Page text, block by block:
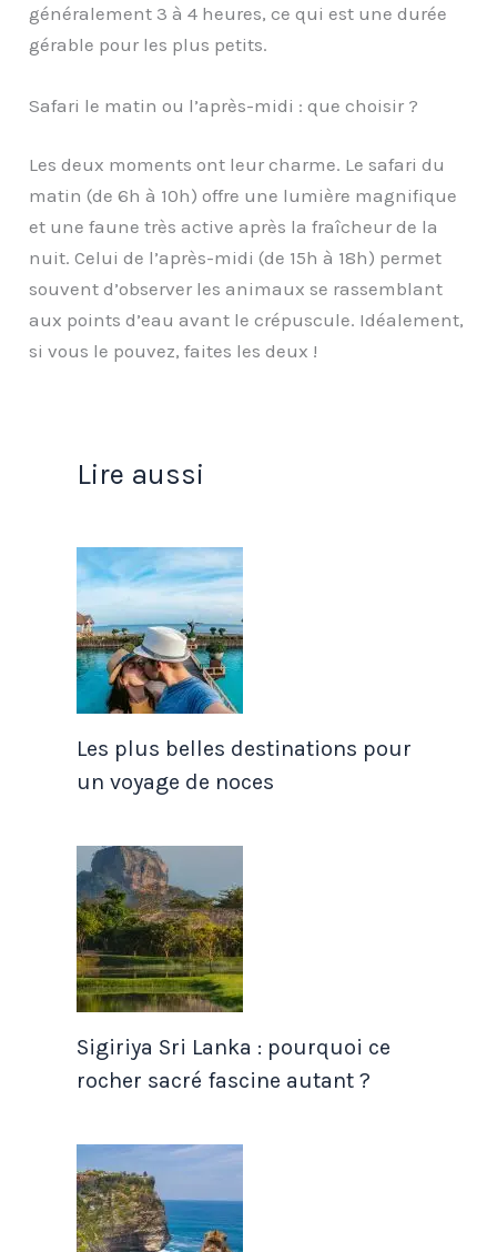
généralement 3 à 4 heures, ce qui est une durée
gérable pour les plus petits.
Safari le matin ou l’après-midi : que choisir ?
Les deux moments ont leur charme. Le safari du
matin (de 6h à 10h) offre une lumière magnifique
et une faune très active après la fraîcheur de la
nuit. Celui de l’après-midi (de 15h à 18h) permet
souvent d’observer les animaux se rassemblant
aux points d’eau avant le crépuscule. Idéalement,
si vous le pouvez, faites les deux !
Lire aussi
Les plus belles destinations pour
un voyage de noces
Sigiriya Sri Lanka : pourquoi ce
rocher sacré fascine autant ?